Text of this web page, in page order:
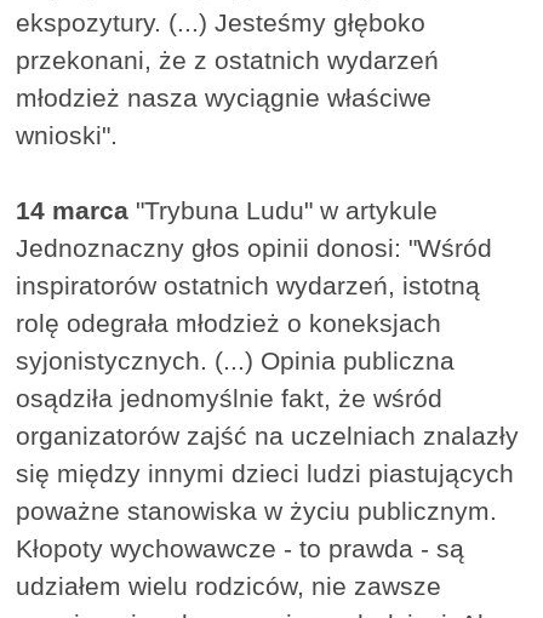
ekspozytury. (...) Jesteśmy głęboko
przekonani, że z ostatnich wydarzeń
młodzież nasza wyciągnie właściwe
wnioski".
14 marca "Trybuna Ludu" w artykule
Jednoznaczny głos opinii donosi: "Wśród
inspiratorów ostatnich wydarzeń, istotną
rolę odegrała młodzież o koneksjach
syjonistycznych. (...) Opinia publiczna
osądziła jednomyślnie fakt, że wśród
organizatorów zajść na uczelniach znalazły
się między innymi dzieci ludzi piastujących
poważne stanowiska w życiu publicznym.
Kłopoty wychowawcze - to prawda - są
udziałem wielu rodziców, nie zawsze